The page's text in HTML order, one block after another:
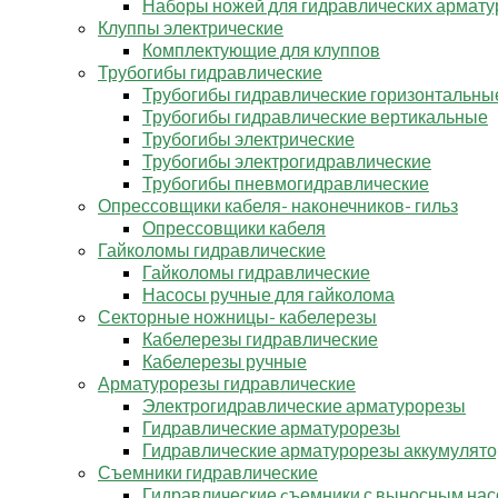
Наборы ножей для гидравлических
Клуппы электрические
Комплектующие для клуппов
Трубогибы гидравлические
Трубогибы гидравлические
Трубогибы гидравлические вертикальные
Трубогибы электрические
Трубогибы электрогидравлические
Трубогибы пневмогидравлические
Опрессовщики кабеля- наконечников- гильз
Опрессовщики кабеля
Гайколомы гидравлические
Гайколомы гидравлические
Насосы ручные для гайколома
Секторные ножницы- кабелерезы
Кабелерезы гидравлические
Кабелерезы ручные
Арматурорезы гидравлические
Электрогидравлические арматурорезы
Гидравлические арматурорезы
Гидравлические арматурорезы
Съемники гидравлические